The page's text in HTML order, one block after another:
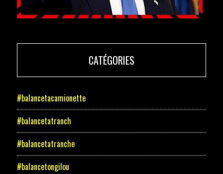
CATÉGORIES
#balancetacamionette
#balancetatranch
#balancetatranche
#balancetongilou